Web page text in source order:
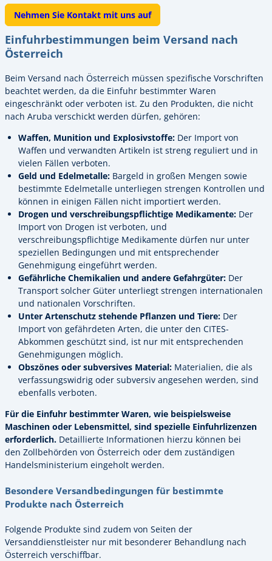
Nehmen Sie Kontakt mit uns auf
Einfuhrbestimmungen beim Versand nach
Österreich
Beim Versand nach Österreich müssen spezifische Vorschriften
beachtet werden, da die Einfuhr bestimmter Waren
eingeschränkt oder verboten ist. Zu den Produkten, die nicht
nach Aruba verschickt werden dürfen, gehören:
Waffen, Munition und Explosivstoffe: Der Import von
Waffen und verwandten Artikeln ist streng reguliert und in
vielen Fällen verboten.
Geld und Edelmetalle: Bargeld in großen Mengen sowie
bestimmte Edelmetalle unterliegen strengen Kontrollen und
können in einigen Fällen nicht importiert werden.
Drogen und verschreibungspflichtige Medikamente: Der
Import von Drogen ist verboten, und
verschreibungspflichtige Medikamente dürfen nur unter
speziellen Bedingungen und mit entsprechender
Genehmigung eingeführt werden.
Gefährliche Chemikalien und andere Gefahrgüter: Der
Transport solcher Güter unterliegt strengen internationalen
und nationalen Vorschriften.
Unter Artenschutz stehende Pflanzen und Tiere: Der
Import von gefährdeten Arten, die unter den CITES-
Abkommen geschützt sind, ist nur mit entsprechenden
Genehmigungen möglich.
Obszönes oder subversives Material: Materialien, die als
verfassungswidrig oder subversiv angesehen werden, sind
ebenfalls verboten.
Für die Einfuhr bestimmter Waren, wie beispielsweise
Maschinen oder Lebensmittel, sind spezielle Einfuhrlizenzen
erforderlich. Detaillierte Informationen hierzu können bei
den Zollbehörden von Österreich oder dem zuständigen
Handelsministerium eingeholt werden.
Besondere Versandbedingungen für bestimmte
Produkte nach Österreich
Folgende Produkte sind zudem von Seiten der
Versanddienstleister nur mit besonderer Behandlung nach
Österreich verschiffbar.